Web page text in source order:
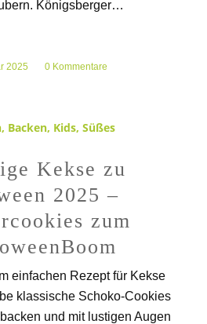
Königsberger…
2025 0 Kommentare
, Backen, Kids, Süßes
Kekse zu
2025 –
zum
einfachen Rezept für Kekse
klassische Schoko-Cookies
und mit lustigen Augen